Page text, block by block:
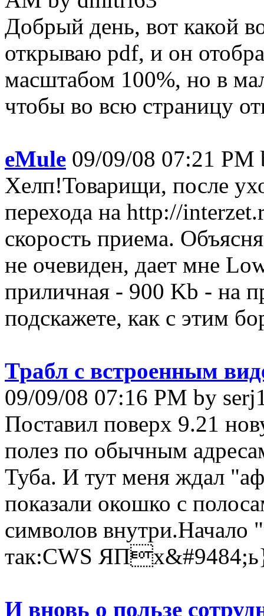
Добрый день, вот какой
открываю pdf, и он
масштабом 100%, но в
чтобы во всю страницу
eMule 09/09/08 07:21 PM
Хелп!Товарищи, после
перехода на http://
скорость приема.
не очевиден, дает мне
приличная - 900 Kb - на
подскажете, как с этим
Трабл с встроенным
09/09/08 07:16 PM by
Поставил поверх 9.21
полез по обычным
Туба. И тут меня ждал
показали окошко с
символов внутри.Начало
так:CWS
И вновь о пользе